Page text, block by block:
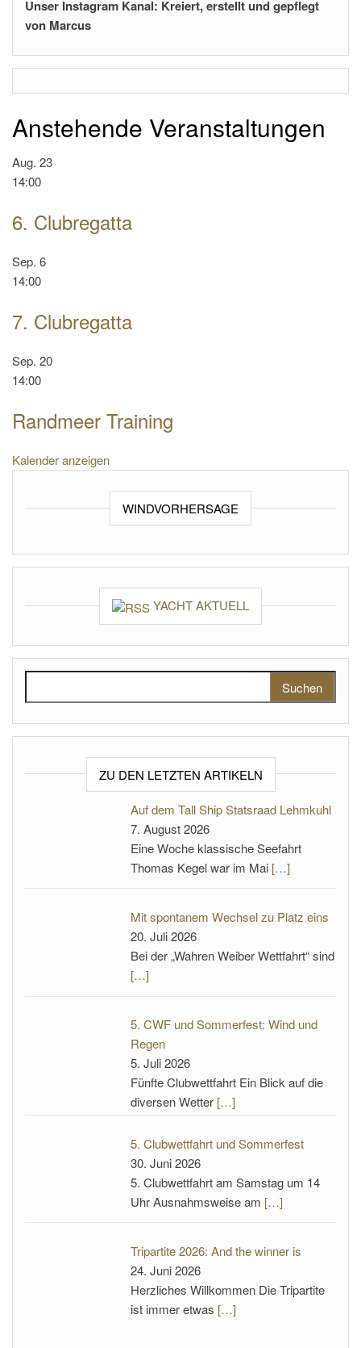
Unser Instagram Kanal: Kreiert, erstellt und gepflegt
von Marcus
Anstehende Veranstaltungen
Aug. 23
14:00
6. Clubregatta
Sep. 6
14:00
7. Clubregatta
Sep. 20
14:00
Randmeer Training
Kalender anzeigen
WINDVORHERSAGE
YACHT AKTUELL
ZU DEN LETZTEN ARTIKELN
Auf dem Tall Ship Statsraad Lehmkuhl
7. August 2026
Eine Woche klassische Seefahrt
Thomas Kegel war im Mai […]
Mit spontanem Wechsel zu Platz eins
20. Juli 2026
Bei der „Wahren Weiber Wettfahrt“ sind
[…]
5. CWF und Sommerfest: Wind und
Regen
5. Juli 2026
Fünfte Clubwettfahrt Ein Blick auf die
diversen Wetter […]
5. Clubwettfahrt und Sommerfest
30. Juni 2026
5. Clubwettfahrt am Samstag um 14
Uhr Ausnahmsweise am […]
Tripartite 2026: And the winner is
24. Juni 2026
Herzliches Willkommen Die Tripartite
ist immer etwas […]